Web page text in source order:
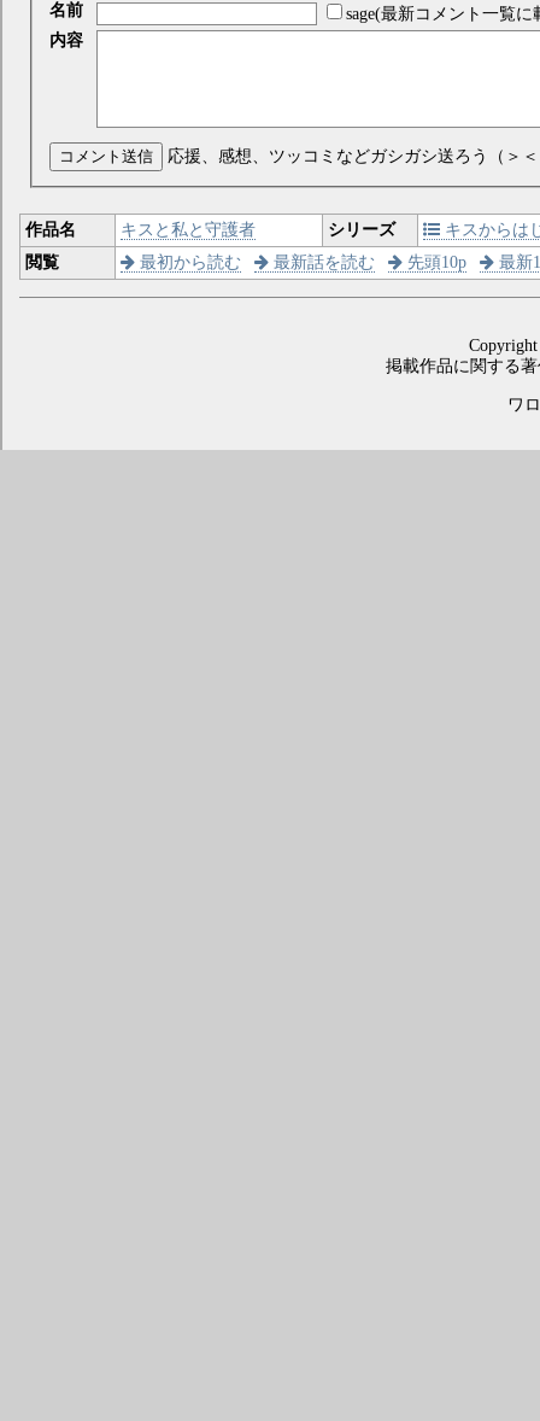
名前
sage(最新コメント一覧に
内容
コメント送信 応援、感想、ツッコミなどガシガシ送ろう（＞
作品名 キスと私と守護者 シリーズ
キスからは
閲覧
最初から読む 最新話を読む 先頭10p 最新
掲載作品に関する
ワ